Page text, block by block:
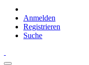
Anmelden
Registrieren
Suche